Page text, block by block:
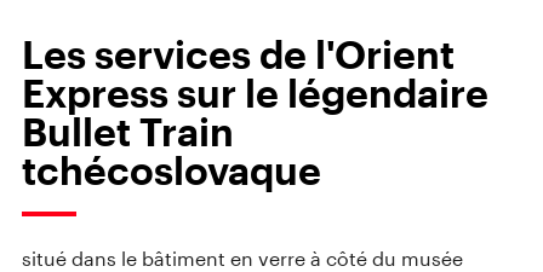
Les services de l'Orient
Express sur le légendaire
Bullet Train
tchécoslovaque
situé dans le bâtiment en verre à côté du musée